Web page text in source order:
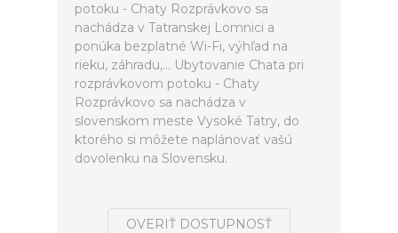
potoku - Chaty Rozprávkovo sa
nachádza v Tatranskej Lomnici a
ponúka bezplatné Wi-Fi, výhľad na
rieku, záhradu,... Ubytovanie Chata pri
rozprávkovom potoku - Chaty
Rozprávkovo sa nachádza v
slovenskom meste Vysoké Tatry, do
ktorého si môžete naplánovať vašú
dovolenku na Slovensku.
OVERIŤ DOSTUPNOSŤ